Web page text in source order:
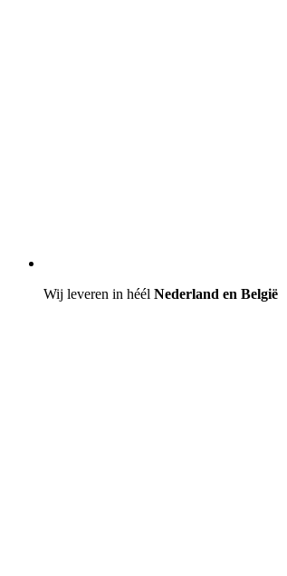
Wij leveren in héél Nederland en België